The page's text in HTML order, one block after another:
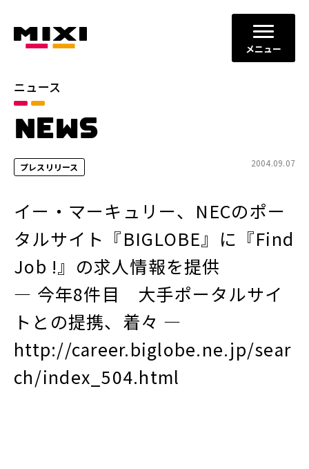
メニュー
ニュース
NEWS
プレスリリース 2004.09.07
イー・マーキュリー、NECのポー
タルサイト『BIGLOBE』に『Find
Job !』の求人情報を提供
― 今年8件目 大手ポータルサイ
トとの提携、着々 ―
http://career.biglobe.ne.jp/sear
ch/index_504.html
カテゴリ
お知らせ
2025年
閉じる